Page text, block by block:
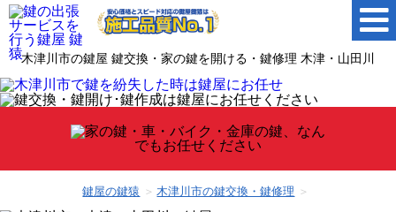
木津川市の鍵屋 鍵交換・家の鍵を開ける・鍵修理 木津・山田川
鍵屋の鍵猿 木津川市の鍵交換・鍵修理